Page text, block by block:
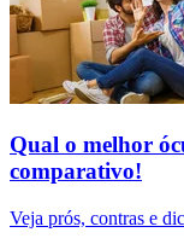
Qual o melhor
comparativo!
Veja prós, contras e